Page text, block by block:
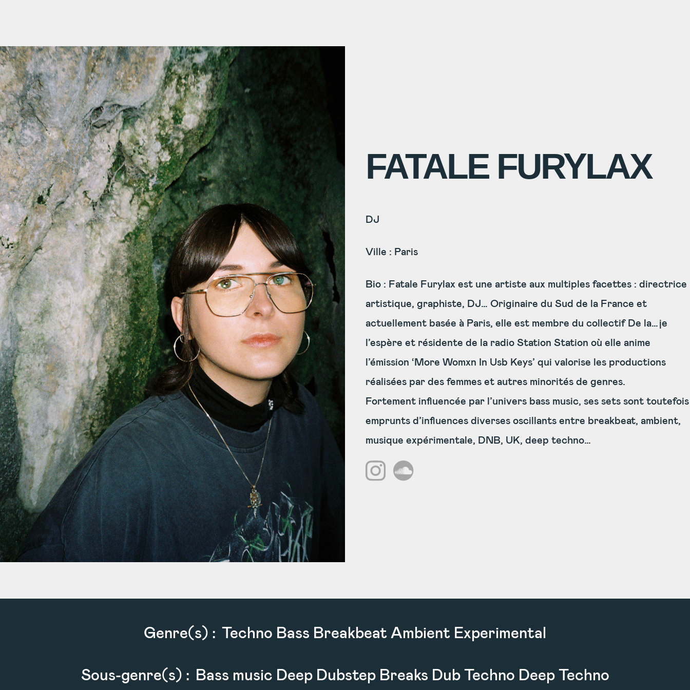
FATALE FURYLAX
DJ
Ville : Paris
Bio : Fatale Furylax est une artiste aux multiples facettes : directrice
artistique, graphiste, DJ… Originaire du Sud de la France et
actuellement basée à Paris, elle est membre du collectif De la…je
l’espère et résidente de la radio Station Station où elle anime
l’émission ‘More Womxn In Usb Keys’ qui valorise les productions
réalisées par des femmes et autres minorités de genres.
Fortement influencée par l’univers bass music, ses sets sont toutefois
emprunts d’influences diverses oscillants entre breakbeat, ambient,
musique expérimentale, DNB, UK, deep techno…
Genre(s) : Techno Bass Breakbeat Ambient Experimental
Sous-genre(s) : Bass music Deep Dubstep Breaks Dub Techno Deep Techno